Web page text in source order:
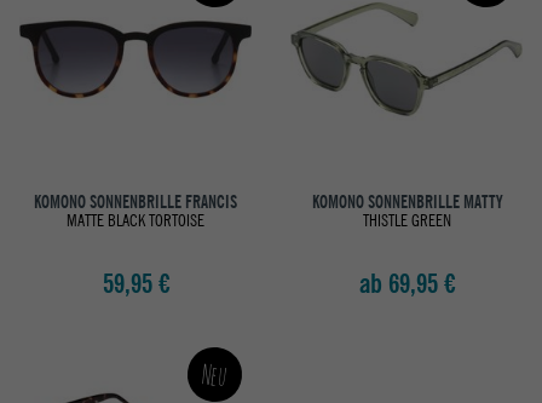
KOMONO SONNENBRILLE FRANCIS
MATTE BLACK TORTOISE
59,95 €
KOMONO SONNENBRILLE MATTY
THISTLE GREEN
ab 69,95 €
Neu